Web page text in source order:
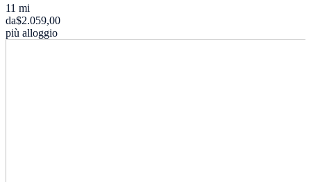
11 mi
da$2.059,00
più alloggio